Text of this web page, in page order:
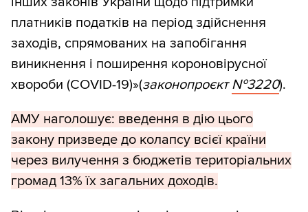
платників податків на період здійснення
заходів, спрямованих на запобігання
виникнення і поширення короновірусної
хвороби (COVID-19)»(законопроєкт №3220).
АМУ наголошує: введення в дію цього
закону призведе до колапсу всієї країни
через вилучення з бюджетів територіальних
громад 13% їх загальних доходів.